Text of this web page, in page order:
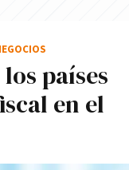
países
en el